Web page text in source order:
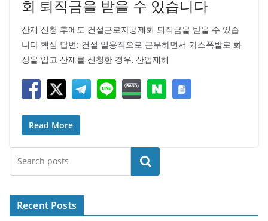
회 퇴직금을 받을 수 있습니다
산재 신청 후에도 건설근로자공제회 퇴직금을 받을 수 있습
니다 핵심 답변: 건설 일용직으로 근무하면서 가스폭발로 화
상을 입고 산재를 신청한 경우, 산업재해
Read More
검색
Recent Posts